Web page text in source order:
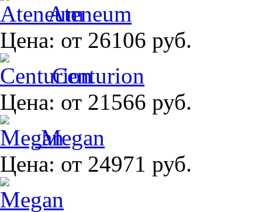
Ateneum
Цена: от 26106 руб.
Centurion
Цена: от 21566 руб.
Megan
Цена: от 24971 руб.